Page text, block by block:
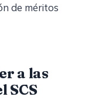
de méritos
a las
SCS